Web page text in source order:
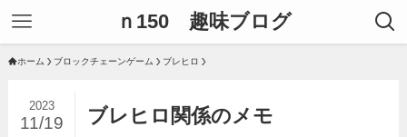
ｎ150 趣味ブログ
ホーム ブロックチェーンゲーム ブレヒロ
ブレヒロ関係のメモ
2023
11/19